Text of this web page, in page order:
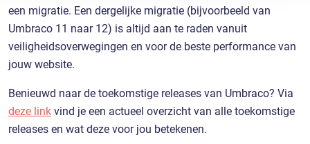
een migratie. Een dergelijke migratie (bijvoorbeeld van
Umbraco 11 naar 12) is altijd aan te raden vanuit
veiligheidsoverwegingen en voor de beste performance van
jouw website.
Benieuwd naar de toekomstige releases van Umbraco? Via
deze linkvind je een actueel overzicht van alle toekomstige
releases en wat deze voor jou betekenen.